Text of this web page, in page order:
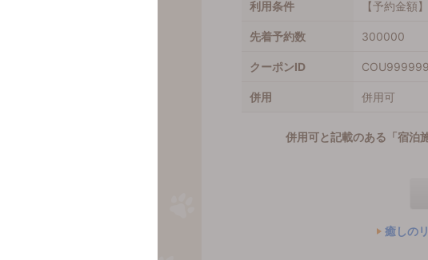
利用条件 【予約金額
先着予約数 300000
クーポンID
併用 併用可
併用可と記載のある「宿泊
癒しの